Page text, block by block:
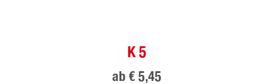
K 5
ab € 5,45